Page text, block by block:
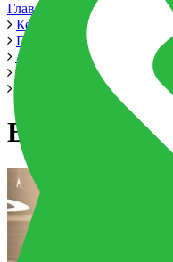
Главная
Керамика
Производители
Alma Ceramica
Brazil 600x600
Brazil 600x600